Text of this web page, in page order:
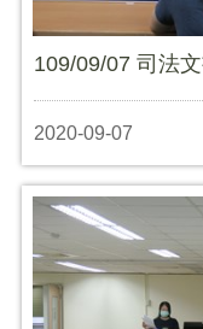
109/09/07 司法
2020-09-07